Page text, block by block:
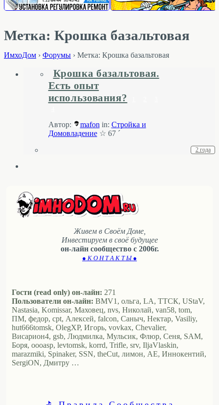
Метка: Крошка базальтовая
ИмхоДом › Форумы › Метка: Крошка базальтовая
Крошка базальтовая.
Есть опыт
использования?
Автор: mafon in: Стройка и
Домовладение☆ 67 ´
2 года
Живем в Своём Доме,
Инвестируем в своё будущее
он-лайн сообщество с 2006г.
● К О Н Т А К Т Ы ●
Гости (read only) он-лайн: 271
Пользователи он-лайн: BMV1, ольга, LA, ТТСК, UStaV,
Nastasia, Komissar, Маховец, nvs, Николай, van58, tom,
ПМ, федор, cpt, Алексей, falcon, Саныч, Нектар, Vasiliy,
hut666tomsk, OlegXP, Игорь, vovkax, Chevalier,
Висариoн4, gsb, Людмилка, Мульсик, Флюр, Сеня, SAM,
Боря, oooasp, levtomsk, korrd, Trifle, srv, IljaVlaskin,
marazmiki, Spinaker, SSN, theCut, лимон, АЕ, Иннокентий,
SergiON, Дмитру …